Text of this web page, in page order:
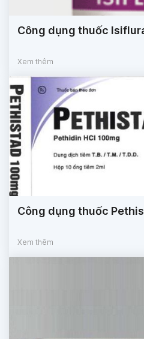
Công dụng thuốc
Xem thêm
Công dụng thuốc
Xem thêm